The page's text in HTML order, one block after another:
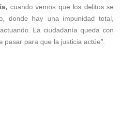
cuando vemos que los delitos se
donde hay una impunidad total,
La ciudadanía queda con
pasar para que la justicia actúe”.